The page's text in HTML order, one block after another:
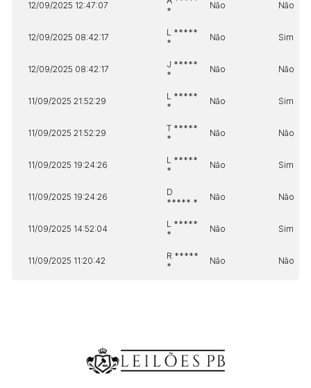
12/09/2025 12:47:07
*
Não Não
12/09/2025 08:42:17
L *****
*
Não Sim
12/09/2025 08:42:17
J *****
*
Não Não
11/09/2025 21:52:29
L *****
*
Não Sim
11/09/2025 21:52:29
T *****
*
Não Não
11/09/2025 19:24:26
L *****
*
Não Sim
11/09/2025 19:24:26
D
***** *
Não Não
11/09/2025 14:52:04
L *****
*
Não Sim
11/09/2025 11:20:42
R *****
*
Não Não